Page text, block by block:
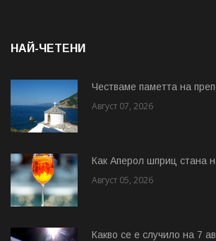
НАЙ-ЧЕТЕНИ
Честваме паметта на
Август 07, 2026
Как Аперол шприц стана
Август 05, 2026
Какво се е случило на 7